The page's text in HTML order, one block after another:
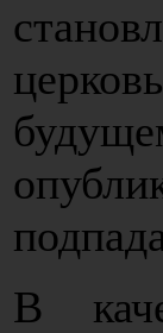
В